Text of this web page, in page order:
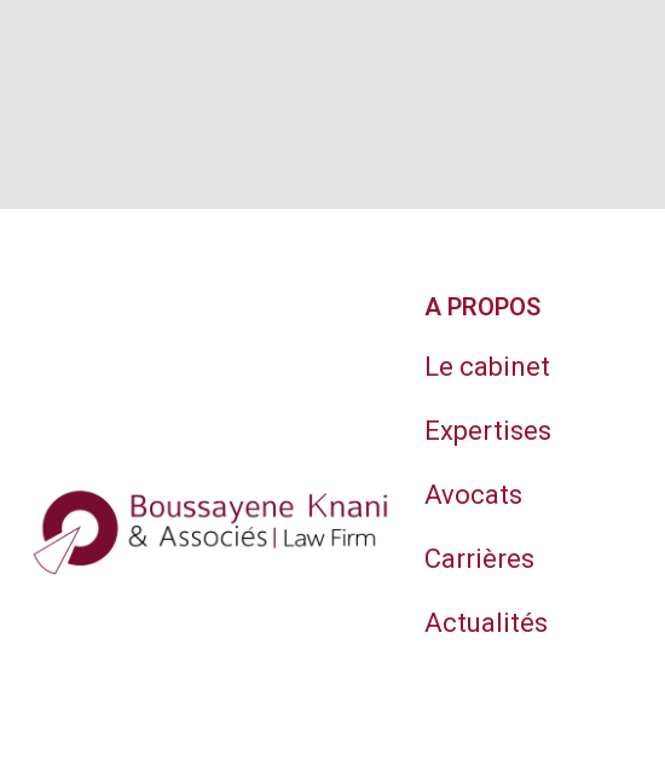
A PROPOS
Le cabinet
Expertises
Avocats
Carrières
Actualités